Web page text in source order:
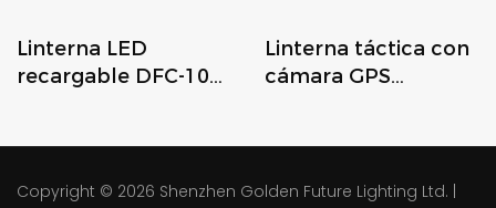
Linterna LED
recargable DFC-10
Linterna táctica con
cámara GPS
patrullaje.
Copyright © 2026 Shenzhen Golden Future Lighting Ltd.